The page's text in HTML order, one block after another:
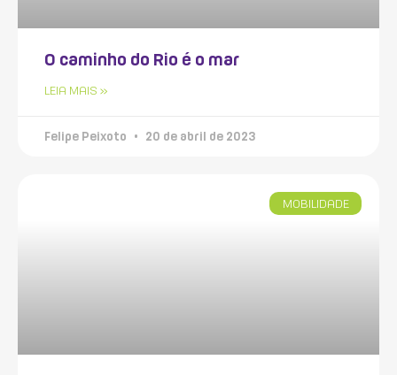
O caminho do Rio é o mar
LEIA MAIS »
Felipe Peixoto 20 de abril de 2023
MOBILIDADE